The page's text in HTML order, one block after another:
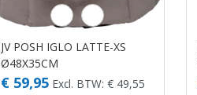
JV POSH IGLO LATTE-XS
Ø48X35CM
€ 59,95 Excl. BTW: € 49,55